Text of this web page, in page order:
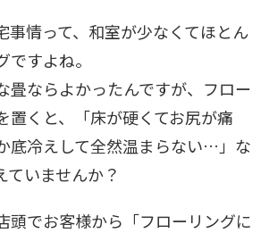
事情って、和室が少なくてほとん
ですよね。
畳ならよかったんですが、フロー
置くと、「床が硬くてお尻が痛
底冷えして全然温まらない…」な
ていませんか？
頭でお客様から「フローリングに